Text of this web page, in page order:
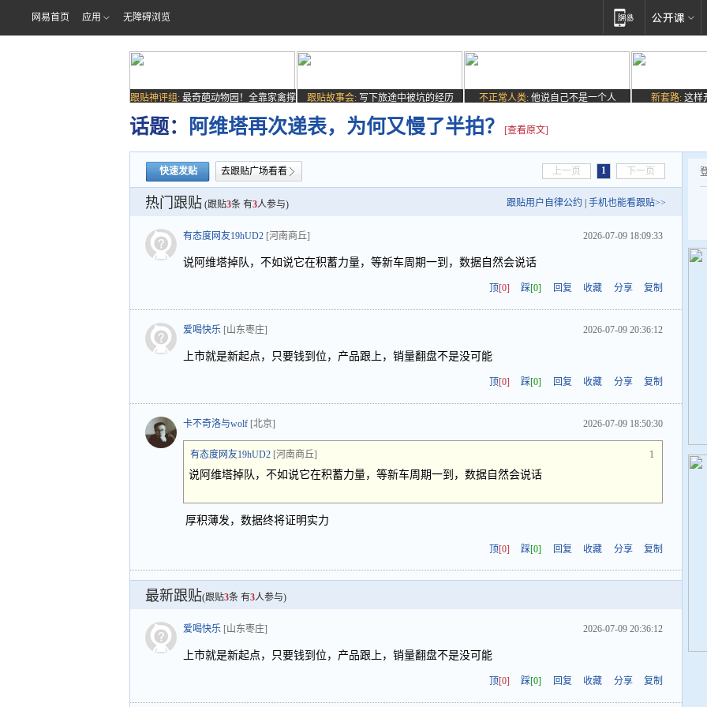
网易首页 应用 无障碍浏览
跟贴神评组: 最奇葩动物园！全靠家禽撑
场子
跟贴故事会: 写下旅途中被坑的经历 不正常人类: 他说自己不是一个人 新套路: 这样
话题： 阿维塔再次递表，为何又慢了半拍？ [查看原文]
快速发贴 去跟贴广场看看 上一页 1 下一页
热门跟贴 (跟贴3条 有3人参与) 跟贴用户自律公约 手机也能看跟贴>>
有态度网友19hUD2 [河南商丘] 2026-07-09 18:09:33
说阿维塔掉队，不如说它在积蓄力量，等新车周期一到，数据自然会说话
顶[0] 踩[0] 回复 收藏 分享 复制
爱喝快乐 [山东枣庄] 2026-07-09 20:36:12
上市就是新起点，只要钱到位，产品跟上，销量翻盘不是没可能
顶[0] 踩[0] 回复 收藏 分享 复制
卡不奇洛与wolf [北京] 2026-07-09 18:50:30
有态度网友19hUD2 [河南商丘] 1
说阿维塔掉队，不如说它在积蓄力量，等新车周期一到，数据自然会说话
厚积薄发，数据终将证明实力
顶[0] 踩[0] 回复 收藏 分享 复制
最新跟贴(跟贴3条 有3人参与)
爱喝快乐 [山东枣庄] 2026-07-09 20:36:12
上市就是新起点，只要钱到位，产品跟上，销量翻盘不是没可能
顶[0] 踩[0] 回复 收藏 分享 复制